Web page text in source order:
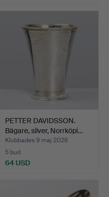
PETTER DAVIDSSON.
Bägare, silver, Norrköpi…
Klubbades 9 maj 2026
5 bud
64 USD